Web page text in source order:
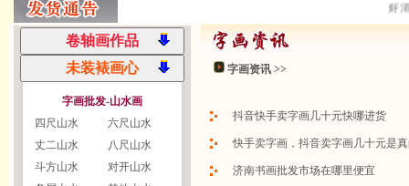
好
字画批发-山水画
四尺山水
六尺山水
丈二山水
八尺山水
斗方山水
对开山水
字画资讯 >>
抖音快手卖字画几十元快哪进货
快手卖字画，抖音卖字画几十元是
济南书画批发市场在哪里便宜